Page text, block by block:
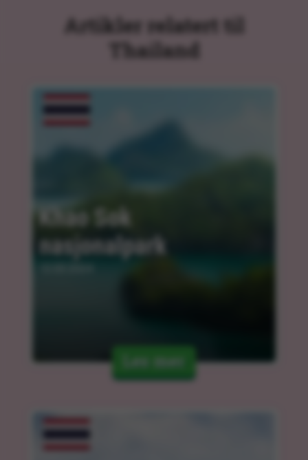
Artikler relatert til
Thailand
Khao Sok
nasjonalpark
Les mer